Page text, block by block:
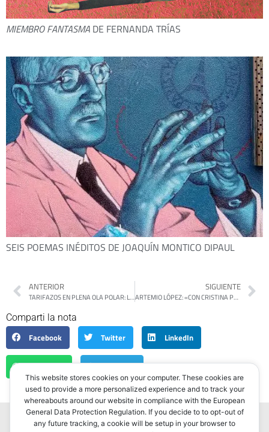
MIEMBRO FANTASMA DE FERNANDA TRÍAS
SEIS POEMAS INÉDITOS DE JOAQUÍN MONTICO DIPAUL
ANTERIOR
TARIFAZOS EN PLENA OLA POLAR: LA LUZ Y EL GAS YA ABSORBEN HASTA EL 8% DE LOS INGRESOS DE LOS HOGARES MÁS VULNERABLES
SIGUIENTE
ARTEMIO LÓPEZ: «CON CRISTINA PROSCRIPTA, HABLAR DE DEMOCRACIA ES UNA LICENCIA POÉTICA»
Comparti la nota
Facebook
Twitter LinkedIn
WhatsApp Telegram
This website stores cookies on your computer. These cookies are
used to provide a more personalized experience and to track your
whereabouts around our website in compliance with the European
General Data Protection Regulation. If you decide to to opt-out of
any future tracking, a cookie will be setup in your browser to